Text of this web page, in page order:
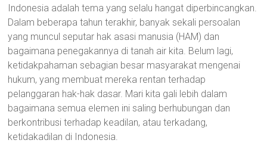
Indonesia adalah tema yang selalu hangat diperbincangkan.
Dalam beberapa tahun terakhir, banyak sekali persoalan
yang muncul seputar hak asasi manusia (HAM) dan
bagaimana penegakannya di tanah air kita. Belum lagi,
ketidakpahaman sebagian besar masyarakat mengenai
hukum, yang membuat mereka rentan terhadap
pelanggaran hak-hak dasar. Mari kita gali lebih dalam
bagaimana semua elemen ini saling berhubungan dan
berkontribusi terhadap keadilan, atau terkadang,
ketidakadilan di Indonesia.